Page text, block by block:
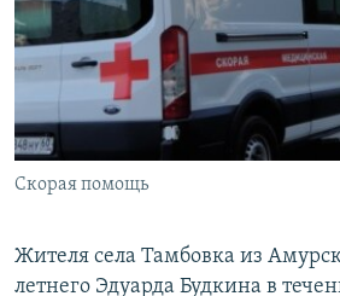
РАСПИСАНИЕ ВЕЩАНИЯ
ПОДПИШИТЕСЬ НА РАССЫЛКУ
СОЦИАЛЬНЫЕ СЕТИ
Скорая помощь
Жителя села Тамбовка из
летнего Эдуарда Будкина в